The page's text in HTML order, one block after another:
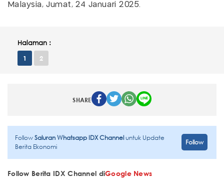
Malaysia, Jumat, 24 Januari 2025.
Halaman :
1 2
SHARE
FollowSaluran Whatsapp IDX Channeluntuk Update
Berita Ekonomi
Follow
Follow Berita IDX Channel diGoogle News